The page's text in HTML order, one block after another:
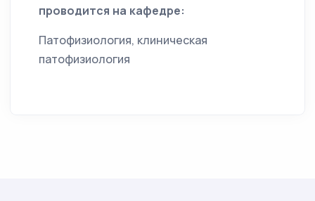
проводится на кафедре:
Патофизиология, клиническая
патофизиология